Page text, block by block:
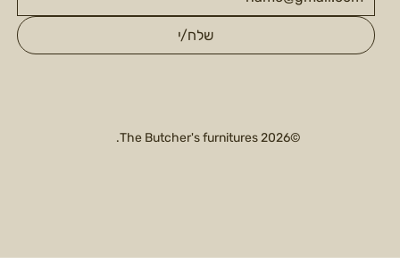
שלח/י
©2026 The Butcher's furnitures.